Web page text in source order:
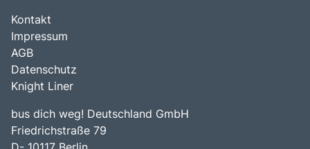
Kontakt
Impressum
AGB
Datenschutz
Knight Liner
bus dich weg! Deutschland GmbH
Friedrichstraße 79